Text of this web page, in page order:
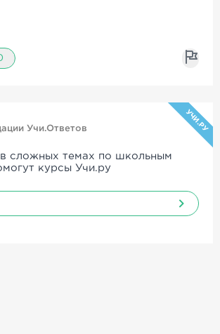
Учи.Ответов УЧИ.РУ
в сложных темах по школьным
курсы Учи.ру